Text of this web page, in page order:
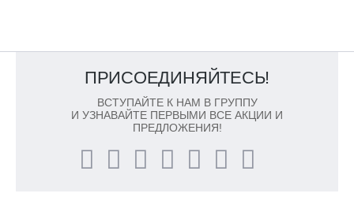
ПРИСОЕДИНЯЙТЕСЬ!
ВСТУПАЙТЕ К НАМ В ГРУППУ
И УЗНАВАЙТЕ ПЕРВЫМИ ВСЕ АКЦИИ И
ПРЕДЛОЖЕНИЯ!